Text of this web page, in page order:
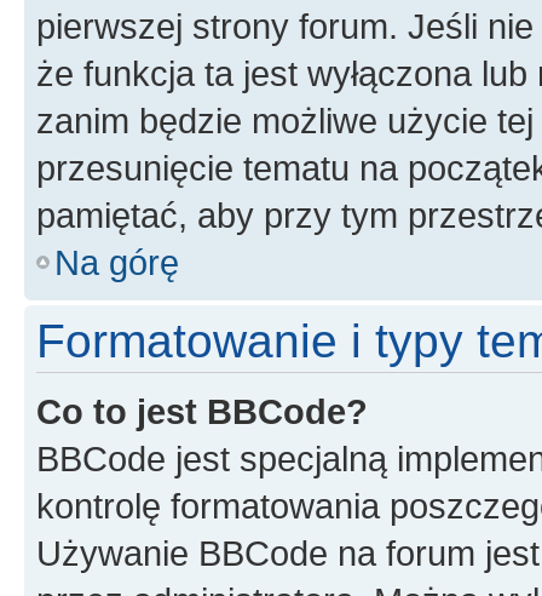
pierwszej strony forum. Jeśli
że funkcja ta jest wyłączona
zanim będzie możliwe użycie
przesunięcie tematu na
pamiętać, aby przy tym
Na górę
Formatowanie i typy
Co to jest BBCode?
BBCode jest specjalną
kontrolę formatowania
Używanie BBCode na forum